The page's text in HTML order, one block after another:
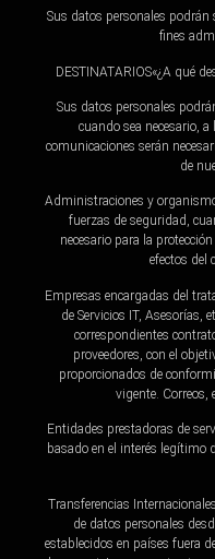
Sus datos personales
fines
DESTINATARIOS«¿A qué
Sus datos personales
cuando sea necesario,
comunicaciones serán
de
Administraciones y
fuerzas de seguridad,
necesario para la
efectos del
Empresas encargadas del
de Servicios IT, Asesorías,
correspondientes
proveedores, con el
proporcionados de
vigente. Correos,
Entidades prestadoras de
basado en el interés legítimo
Transferencias
de datos personales
establecidos en países fuera